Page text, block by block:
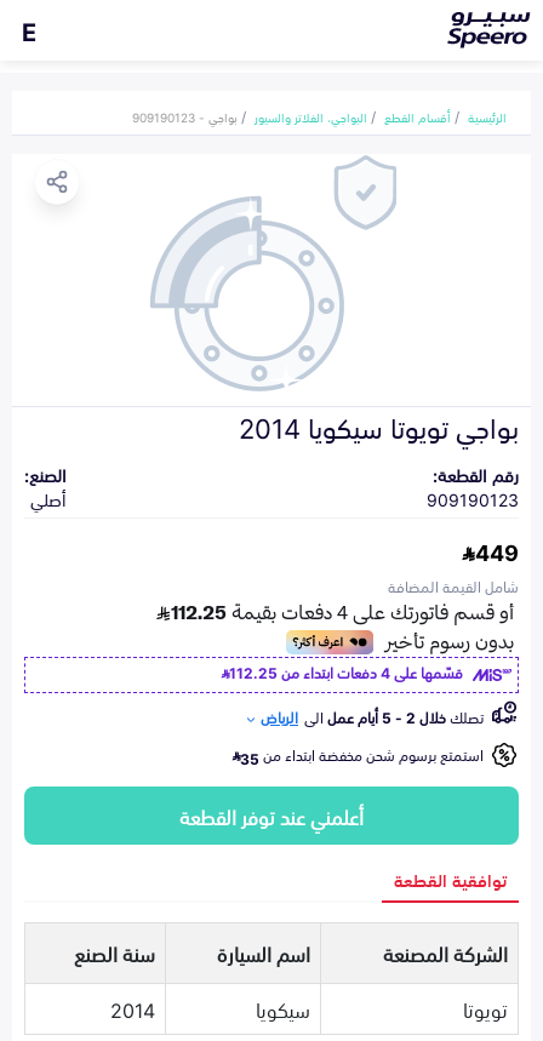
E
الرئيسية أقسام القطع البواجي، الفلاتر والسيور بواجي - 909190123
بواجي تويوتا سيكويا 2014
رقم القطعة:
909190123
الصنع:
أصلي
449
شامل القيمة المضافة
قسّمها على 4 دفعات ابتداء من
112.25
تصلكخلال 2 - 5 أيام عمل الى الرياض
استمتع برسوم شحن مخفضة ابتداء من35
أعلمني عند توفر القطعة
توافقية القطعة
الشركة المصنعة اسم السيارة
سنة الصنع
تويوتا
سيكويا 2014